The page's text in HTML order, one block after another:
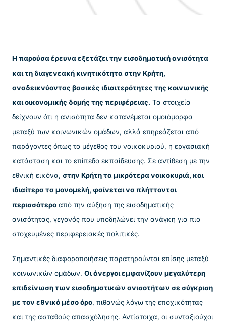
Η παρούσα έρευνα εξετάζει την εισοδηματική ανισότητα
και τη διαγενεακή κινητικότητα στην Κρήτη,
αναδεικνύοντας βασικές ιδιαιτερότητες της κοινωνικής
και οικονομικής δομής της περιφέρειας. Τα στοιχεία
δείχνουν ότι η ανισότητα δεν κατανέμεται ομοιόμορφα
μεταξύ των κοινωνικών ομάδων, αλλά επηρεάζεται από
παράγοντες όπως το μέγεθος του νοικοκυριού, η εργασιακή
κατάσταση και το επίπεδο εκπαίδευσης. Σε αντίθεση με την
εθνική εικόνα, στην Κρήτη τα μικρότερα νοικοκυριά, και
ιδιαίτερα τα μονομελή, φαίνεται να πλήττονται
περισσότερο από την αύξηση της εισοδηματικής
ανισότητας, γεγονός που υποδηλώνει την ανάγκη για πιο
στοχευμένες περιφερειακές πολιτικές.
Σημαντικές διαφοροποιήσεις παρατηρούνται επίσης μεταξύ
κοινωνικών ομάδων. Οι άνεργοι εμφανίζουν μεγαλύτερη
επιδείνωση των εισοδηματικών ανισοτήτων σε σύγκριση
με τον εθνικό μέσο όρο, πιθανώς λόγω της εποχικότητας
και της ασταθούς απασχόλησης. Αντίστοιχα, οι συνταξιούχοι